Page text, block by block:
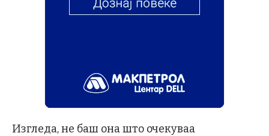
Изгледа, не баш она што очекуваа